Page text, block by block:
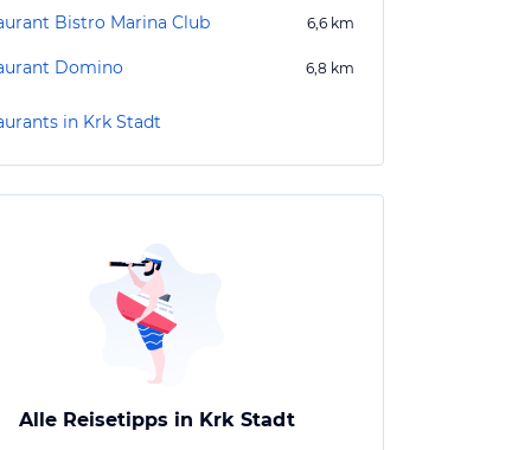
Bistro Marina Club 6,6 km
Domino 6,8 km
in Krk Stadt
Alle Reisetipps in Krk Stadt